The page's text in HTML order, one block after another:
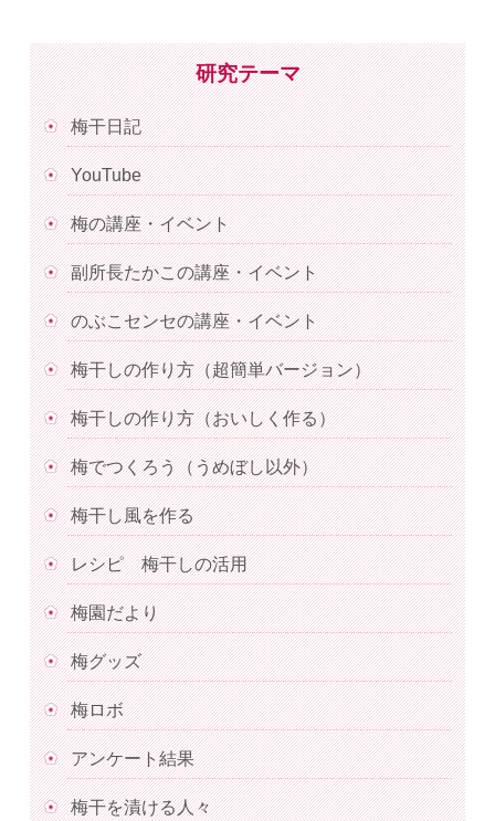
研究テーマ
梅干日記
YouTube
梅の講座・イベント
副所長たかこの講座・イベント
のぶこセンセの講座・イベント
梅干しの作り方（超簡単バージョン）
梅干しの作り方（おいしく作る）
梅でつくろう（うめぼし以外）
梅干し風を作る
レシピ 梅干しの活用
梅園だより
梅グッズ
梅ロボ
アンケート結果
梅干を漬ける人々